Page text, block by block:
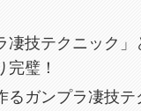
凄技テクニック
完璧！
るガンプラ凄技